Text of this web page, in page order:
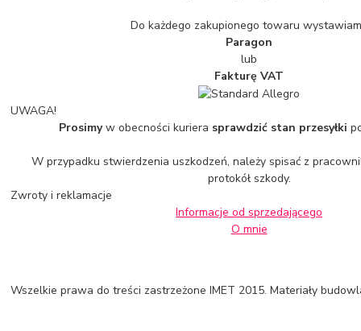
Do każdego zakupionego towaru
Paragon
lub
Fakturę VAT
UWAGA!
Prosimyw obecności kuriera sprawdzić stan przesyłki
W przypadku stwierdzenia uszkodzeń, należy spisać z
protokół szkody.
Zwroty i reklamacje
Informacje od sprzedającego
O mnie
Wszelkie prawa do treści zastrzeżone IMET 2015. Materiały